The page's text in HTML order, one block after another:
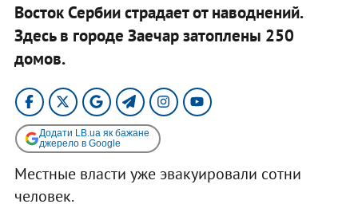
Восток Сербии страдает от наводнений.
Здесь в городе Заечар затоплены 250
домов.
Додати LB.ua як бажане
джерело в Google
Местные власти уже эвакуировали сотни
человек.